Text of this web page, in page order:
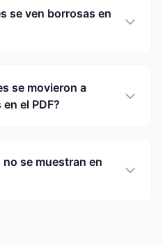
se ven borrosas en
se movieron a
el PDF?
se muestran en